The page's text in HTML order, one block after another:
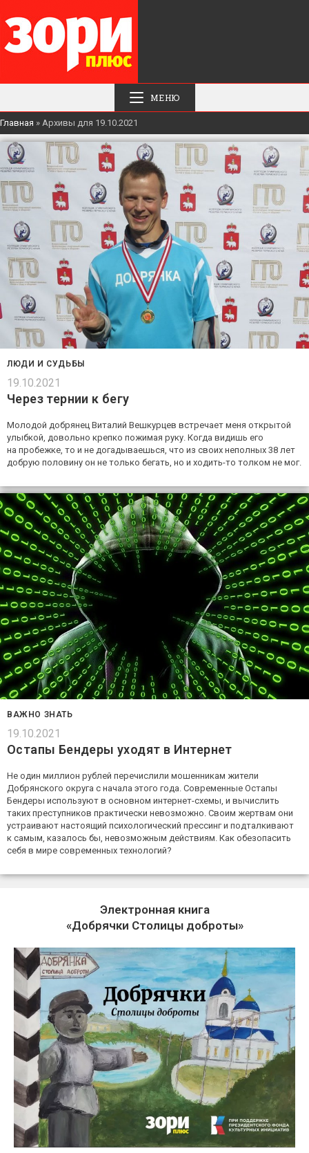
МЕНЮ
Главная » Архивы для 19.10.2021
ЛЮДИ И СУДЬБЫ
19.10.2021
Через тернии к бегу
Молодой добрянец Виталий Вешкурцев встречает меня открытой
улыбкой, довольно крепко пожимая руку. Когда видишь его
на пробежке, то и не догадываешься, что из своих неполных 38 лет
добрую половину он не только бегать, но и ходить-то толком не мог.
ВАЖНО ЗНАТЬ
19.10.2021
Остапы Бендеры уходят в Интернет
Не один миллион рублей перечислили мошенникам жители
Добрянского округа с начала этого года. Современные Остапы
Бендеры используют в основном интернет-схемы, и вычислить
таких преступников практически невозможно. Своим жертвам они
устраивают настоящий психологический прессинг и подталкивают
к самым, казалось бы, невозможным действиям. Как обезопасить
себя в мире современных технологий?
Электронная книга
«Добрячки Столицы доброты»